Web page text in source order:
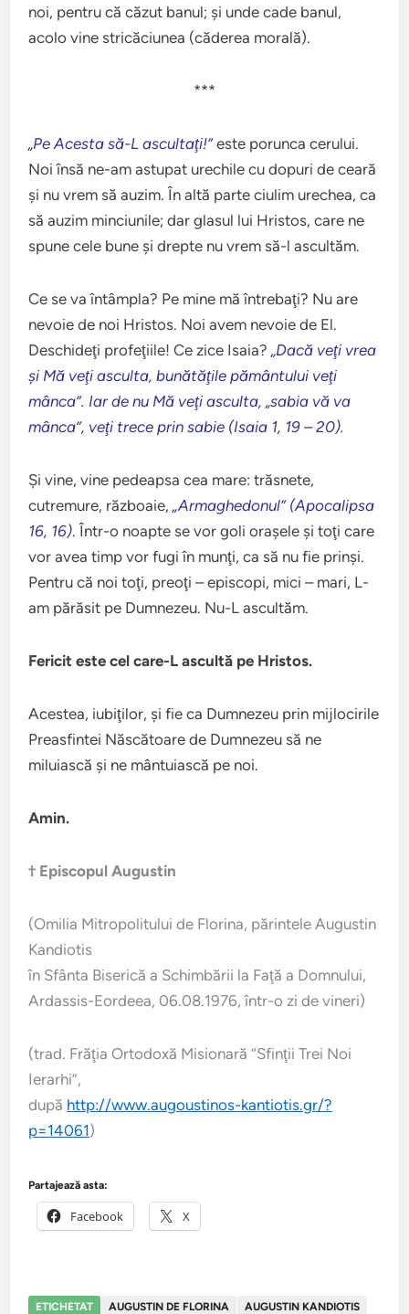
noi, pentru că căzut banul; şi unde cade banul,
acolo vine stricăciunea (căderea morală).
***
„Pe Acesta să-L ascultaţi!”este porunca cerului.
Noi însă ne-am astupat urechile cu dopuri de ceară
şi nu vrem să auzim. În altă parte ciulim urechea, ca
să auzim minciunile; dar glasul lui Hristos, care ne
spune cele bune şi drepte nu vrem să-l ascultăm.
Ce se va întâmpla? Pe mine mă întrebaţi? Nu are
nevoie de noi Hristos. Noi avem nevoie de El.
Deschideţi profeţiile! Ce zice Isaia?„Dacă veţi vrea
şi Mă veţi asculta, bunătăţile pământului veţi
mânca”. Iar de nu Mă veţi asculta, „sabia vă va
mânca”, veţi trece prin sabie (Isaia 1, 19 – 20).
Şi vine, vine pedeapsa cea mare: trăsnete,
cutremure, războaie,„Armaghedonul” (Apocalipsa
16, 16). Într-o noapte se vor goli oraşele şi toţi care
vor avea timp vor fugi în munţi, ca să nu fie prinşi.
Pentru că noi toţi, preoţi – episcopi, mici – mari, L-
am părăsit pe Dumnezeu. Nu-L ascultăm.
Fericit este cel care-L ascultă pe Hristos.
Acestea, iubiţilor, şi fie ca Dumnezeu prin mijlocirile
Preasfintei Născătoare de Dumnezeu să ne
miluiască şi ne mântuiască pe noi.
Amin.
† Episcopul Augustin
(Omilia Mitropolitului de Florina, părintele Augustin
Kandiotis
în Sfânta Biserică a Schimbării la Faţă a Domnului,
Ardassis-Eordeea, 06.08.1976, într-o zi de vineri)
(trad. Frăţia Ortodoxă Misionară “Sfinţii Trei Noi
Ierarhi”,
după http://www.augoustinos-kantiotis.gr/?
p=14061)
Partajează asta:
Facebook X
ETICHETAT AUGUSTIN DE FLORINA AUGUSTIN KANDIOTIS